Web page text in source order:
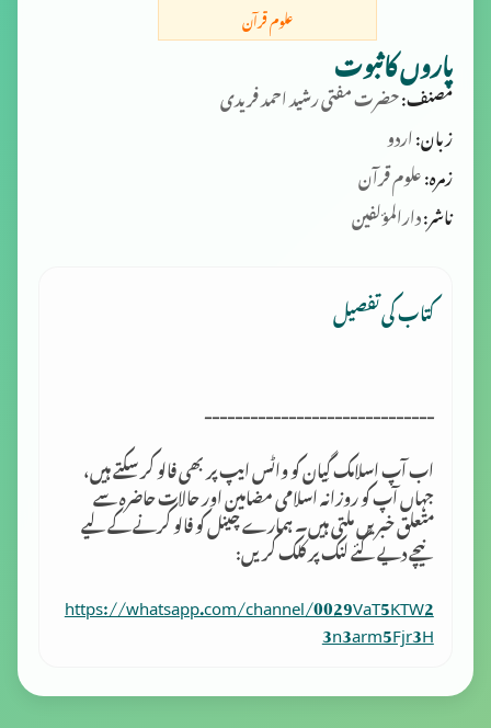
علوم قرآن
پاروں کاثبوت
مصنف:حضرت مفتی رشید احمد فریدی
زبان:اردو
زمرہ:علوم قرآن
ناشر:دارالمؤلفین
کتاب کی تفصیل
------------------------------
اب آپ اسلامک گِیان کو واٹس ایپ پر بھی فالو کر سکتے ہیں،
جہاں آپ کو روزانہ اسلامی مضامین اور حالات حاضرہ سے
متعلق خبریں ملتی ہیں۔ ہمارے چینل کو فالو کرنے کے لیے
نیچے دیے گئے لنک پر کلک کریں:
https://whatsapp.com/channel/0029VaT5KTW2
3n3arm5Fjr3H